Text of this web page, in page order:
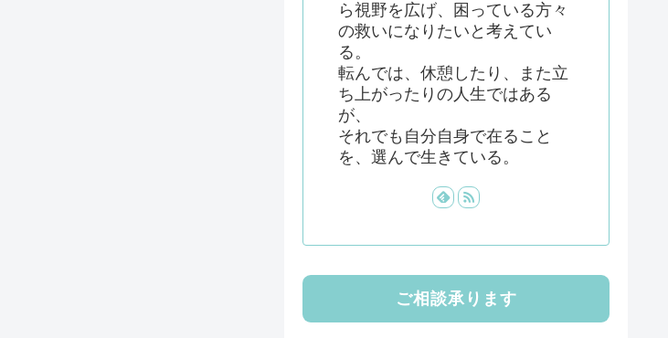
ら視野を広げ、困っている方々
の救いになりたいと考えてい
る。
転んでは、休憩したり、また立
ち上がったりの人生ではある
が、
それでも自分自身で在ること
を、選んで生きている。
ご相談承ります